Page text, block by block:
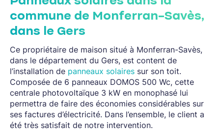
commune de Monferran-Savès,
dans le Gers
Ce propriétaire de maison situé à Monferran-Savès,
dans le département du Gers, est content de
l’installation de panneaux solaires sur son toit.
Composée de 6 panneaux DOMOS 500 Wc, cette
centrale photovoltaïque 3 kW en monophasé lui
permettra de faire des économies considérables sur
ses factures d’électricité. Dans l’ensemble, le client a
été très satisfait de notre intervention.